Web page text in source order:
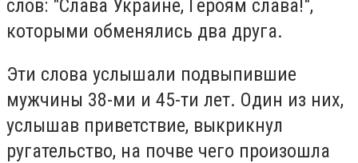
слов: "Слава Украине, Героям слава!",
которыми обменялись два друга.
Эти слова услышали подвыпившие
мужчины 38-ми и 45-ти лет. Один из них,
услышав приветствие, выкрикнул
ругательство, на почве чего произошла